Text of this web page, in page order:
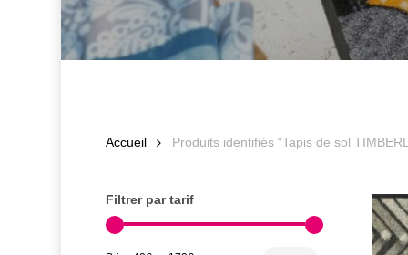
Accueil Produits identifiés “Tapis de sol
Filtrer par tarif